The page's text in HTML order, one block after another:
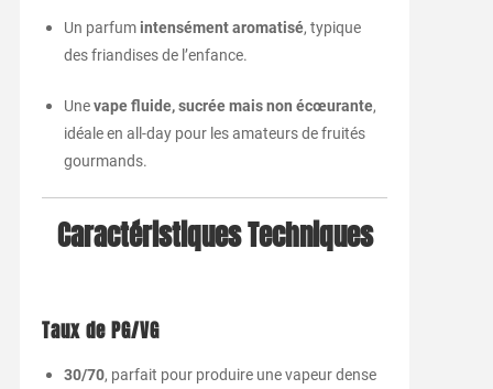
Un parfum intensément aromatisé, typique
des friandises de l’enfance.
Unevape fluide, sucrée mais non écœurante,
idéale en all-day pour les amateurs de fruités
gourmands.
Caractéristiques Techniques
Taux de PG/VG
30/70, parfait pour produire une vapeur dense